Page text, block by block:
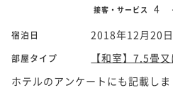
接客・サービス 4
宿泊日 2018年12月20日
部屋タイプ
【和室】7.5畳
ホテルのアンケートにも記載し